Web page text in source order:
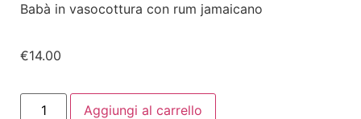
Babà in vasocottura con rum jamaicano
€14.00
Aggiungi al carrello